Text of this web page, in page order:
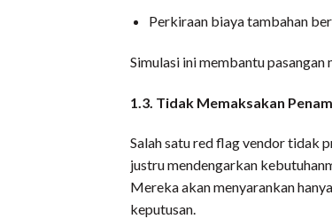
Perkiraan biaya tambahan
Simulasi ini membantu
1.3. Tidak Memaksakan
Salah satu red flag vendor tidak
justru mendengarkan
Mereka akan menyarankan
keputusan.